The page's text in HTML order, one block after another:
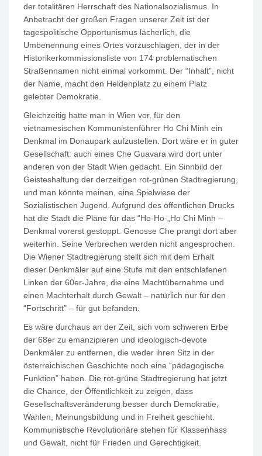
der totalitären Herrschaft des Nationalsozialismus. In
Anbetracht der großen Fragen unserer Zeit ist der
tagespolitische Opportunismus lächerlich, die
Umbenennung eines Ortes vorzuschlagen, der in der
Historikerkommissionsliste von 174 problematischen
Straßennamen nicht einmal vorkommt. Der “Inhalt”, nicht
der Name, macht den Heldenplatz zu einem Platz
gelebter Demokratie.
Gleichzeitig hatte man in Wien vor, für den
vietnamesischen Kommunistenführer Ho Chi Minh ein
Denkmal im Donaupark aufzustellen. Dort wäre er in guter
Gesellschaft: auch eines Che Guavara wird dort unter
anderen von der Stadt Wien gedacht. Ein Sinnbild der
Geisteshaltung der derzeitigen rot-grünen Stadtregierung,
und man könnte meinen, eine Spielwiese der
Sozialistischen Jugend. Aufgrund des öffentlichen Drucks
hat die Stadt die Pläne für das “Ho-Ho-„Ho Chi Minh –
Denkmal vorerst gestoppt. Genosse Che prangt dort aber
weiterhin. Seine Verbrechen werden nicht angesprochen.
Die Wiener Stadtregierung stellt sich mit dem Erhalt
dieser Denkmäler auf eine Stufe mit den entschlafenen
Linken der 60er-Jahre, die eine Machtübernahme und
einen Machterhalt durch Gewalt – natürlich nur für den
“Fortschritt” – für gut befanden.
Es wäre durchaus an der Zeit, sich vom schweren Erbe
der 68er zu emanzipieren und ideologisch-devote
Denkmäler zu entfernen, die weder ihren Sitz in der
österreichischen Geschichte noch eine “pädagogische
Funktion” haben. Die rot-grüne Stadtregierung hat jetzt
die Chance, der Öffentlichkeit zu zeigen, dass
Gesellschaftsveränderung besser durch Demokratie,
Wahlen, Meinungsbildung und in Freiheit geschieht.
Kommunistische Revolutionäre stehen für Klassenhass
und Gewalt, nicht für Frieden und Gerechtigkeit.